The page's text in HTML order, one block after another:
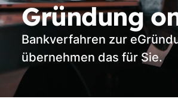
Gründung
Bankverfahren zur
übernehmen das für Sie.